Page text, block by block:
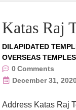
Katas Raj
DILAPIDATED
OVERSEAS TEMPLES
0Comments
December 31,
Address Katas Raj